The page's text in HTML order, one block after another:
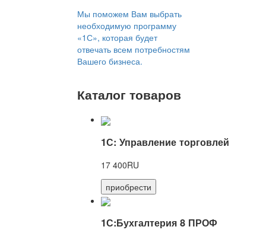
Мы поможем Вам выбрать
необходимую программу
«1С», которая будет
отвечать всем потребностям
Вашего бизнеса.
Каталог товаров
1С: Управление торговлей
17 400RU
приобрести
1С:Бухгалтерия 8 ПРОФ